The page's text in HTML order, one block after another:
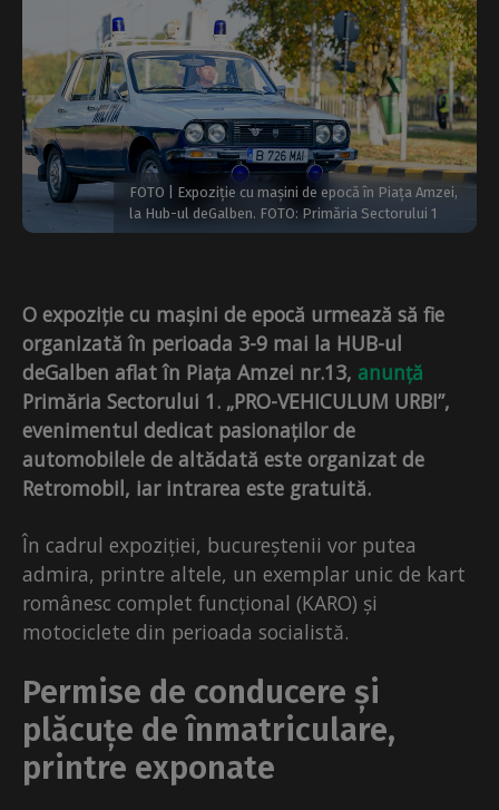
FOTO | Expoziție cu mașini de epocă în Piața Amzei,
la Hub-ul deGalben. FOTO: Primăria Sectorului 1
O expoziție cu mașini de epocă urmează să fie
organizată în perioada 3-9 mai la HUB-ul
deGalben aflat în Piața Amzei nr.13, anunță
Primăria Sectorului 1. „PRO-VEHICULUM URBI”,
evenimentul dedicat pasionaților de
automobilele de altădată este organizat de
Retromobil, iar intrarea este gratuită.
În cadrul expoziției, bucureștenii vor putea
admira, printre altele, un exemplar unic de kart
românesc complet funcțional (KARO) și
motociclete din perioada socialistă.
Permise de conducere și
plăcuțe de înmatriculare,
printre exponate